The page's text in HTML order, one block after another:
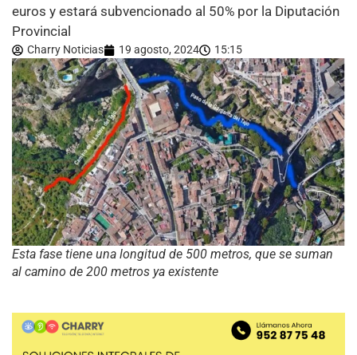
euros y estará subvencionado al 50% por la Diputación
Provincial
Charry Noticias 19 agosto, 2024 15:15
Esta fase tiene una longitud de 500 metros, que se suman
al camino de 200 metros ya existente